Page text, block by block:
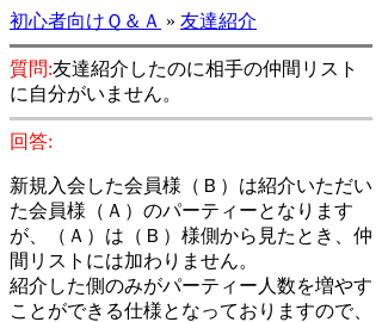
初心者向けＱ＆Ａ » 友達紹介
質問:友達紹介したのに相手の仲間リスト
に自分がいません。
回答:
新規入会した会員様（Ｂ）は紹介いただい
た会員様（Ａ）のパーティーとなります
が、（Ａ）は（Ｂ）様側から見たとき、仲
間リストには加わりません。
紹介した側のみがパーティー人数を増やす
ことができる仕様となっておりますので、